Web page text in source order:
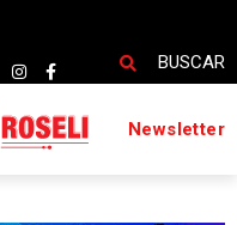
BUSCAR
Newsletter